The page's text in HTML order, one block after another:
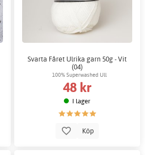
Svarta Fåret Ulrika garn 50g - Vit
(04)
100% Superwashed Ull
48 kr
I lager
Köp